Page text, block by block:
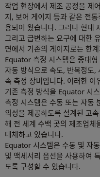
작업 현장에서 제조 공정을 제
지, 보어 게이지 등과 같은 전
용되어 왔습니다. 그러나 현대
그리고 급변하는 요구에 대한
면에서 기존의 게이지로는 한
Equator 측정 시스템은 중대
자동 방식으로 속도, 반복정도,
속 측정 장비입니다. 이러한 이
기존 측정 방식을 Equator 시
측정 시스템은 수동 또는 자동
의성을 제공하도록 설계된 고
해 전 세계 수백 곳의 제조업
대체하고 있습니다.
Equator 시스템은 수동 및 자
및 액세서리 옵션을 사용하여
도록 구성할 수 있습니다.